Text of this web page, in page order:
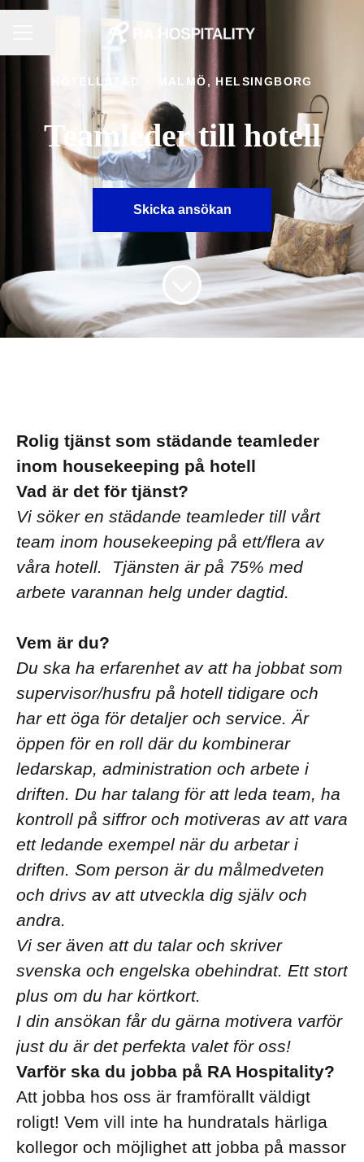
HOTELLSTÄD MALMÖ, HELSINGBORG
Teamleder till hotell
Skicka ansökan
Rolig tjänst som städande teamleder
inom housekeeping på hotell
Vad är det för tjänst?
Vi söker en städande teamleder till vårt
team inom housekeeping på ett/flera av
våra hotell. Tjänsten är på 75% med
arbete varannan helg under dagtid.
Vem är du?
Du ska ha erfarenhet av att ha jobbat som
supervisor/husfru på hotell tidigare och
har ett öga för detaljer och service. Är
öppen för en roll där du kombinerar
ledarskap, administration och arbete i
driften. Du har talang för att leda team, ha
kontroll på siffror och motiveras av att vara
ett ledande exempel när du arbetar i
driften. Som person är du målmedveten
och drivs av att utveckla dig själv och
andra.
Vi ser även att du talar och skriver
svenska och engelska obehindrat. Ett stort
plus om du har körtkort.
I din ansökan får du gärna motivera varför
just du är det perfekta valet för oss!
Varför ska du jobba på RA Hospitality?
Att jobba hos oss är framförallt väldigt
roligt! Vem vill inte ha hundratals härliga
kollegor och möjlighet att jobba på massor